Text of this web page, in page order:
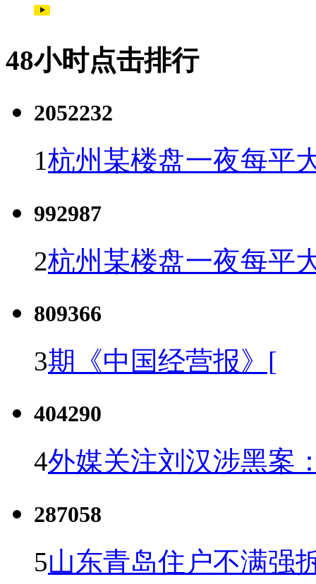
48小时点击排行
2052232
1杭州某楼盘一夜每平
992987
2杭州某楼盘一夜每平
809366
3期《中国经营报》[
404290
4外媒关注刘汉涉黑案
287058
5山东青岛住户不满强